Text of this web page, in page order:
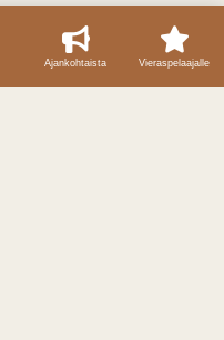
Ajankohtaista Vieraspelaajalle